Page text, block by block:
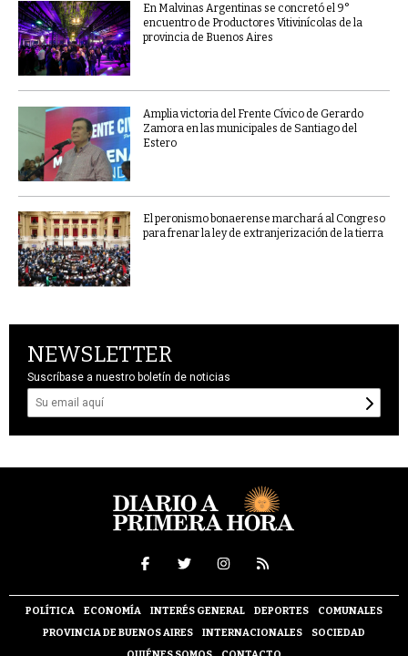
En Malvinas Argentinas se concretó el 9°
encuentro de Productores Vitivinícolas de la
provincia de Buenos Aires
Amplia victoria del Frente Cívico de Gerardo
Zamora en las municipales de Santiago del
Estero
El peronismo bonaerense marchará al Congreso
para frenar la ley de extranjerización de la tierra
NEWSLETTER
Suscríbase a nuestro boletín de noticias
POLÍTICA ECONOMÍA INTERÉS GENERAL DEPORTES
COMUNALES
PROVINCIA DE BUENOS AIRES
INTERNACIONALES
SOCIEDAD